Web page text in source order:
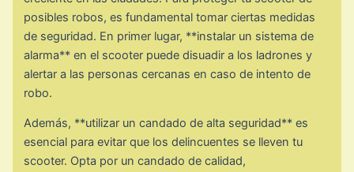
posibles robos, es fundamental tomar ciertas medidas
de seguridad. En primer lugar, **instalar un sistema de
alarma** en el scooter puede disuadir a los ladrones y
alertar a las personas cercanas en caso de intento de
robo.
Además, **utilizar un candado de alta seguridad** es
esencial para evitar que los delincuentes se lleven tu
scooter. Opta por un candado de calidad,